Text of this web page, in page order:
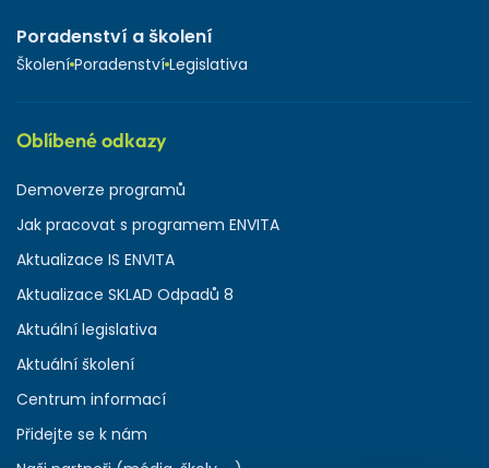
Poradenství a školení
Školení Poradenství Legislativa
Oblíbené odkazy
Demoverze programů
Jak pracovat s programem ENVITA
Aktualizace IS ENVITA
Aktualizace SKLAD Odpadů 8
Aktuální legislativa
Aktuální školení
Centrum informací
Přidejte se k nám